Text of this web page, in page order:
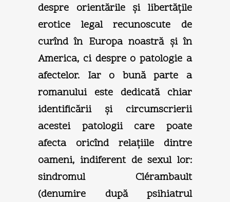
despre orientările şi libertăţile
erotice legal recunoscute de
curînd în Europa noastră şi în
America, ci despre o patologie a
afectelor. Iar o bună parte a
romanului este dedicată chiar
identificării şi circumscrierii
acestei patologii care poate
afecta oricînd relaţiile dintre
oameni, indiferent de sexul lor:
sindromul Clérambault
(denumire după psihiatrul